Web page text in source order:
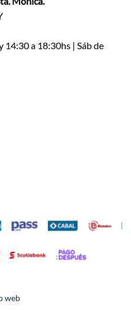
14:30 a 18:30hs | Sáb de
web